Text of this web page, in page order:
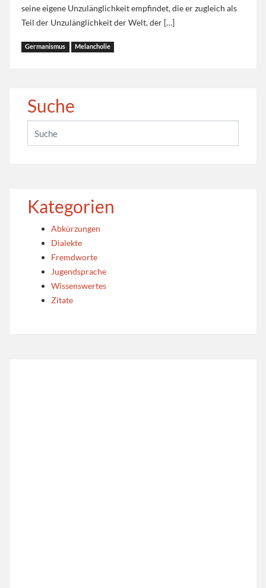
seine eigene Unzulänglichkeit empfindet, die er zugleich als
Teil der Unzulänglichkeit der Welt, der […]
Germanismus Melancholie
Suche
Kategorien
Abkürzungen
Dialekte
Fremdworte
Jugendsprache
Wissenswertes
Zitate